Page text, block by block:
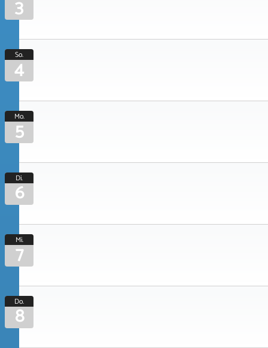
3
So.
4
Mo.
5
Di.
6
Mi.
7
Do.
8